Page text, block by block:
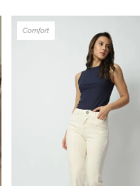
Comfort